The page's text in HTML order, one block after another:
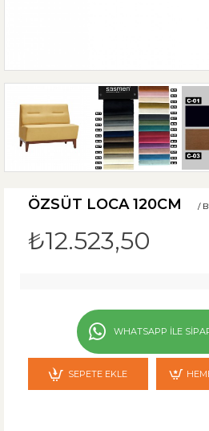
ÖZSÜT LOCA 120CM /
WHATSAPP ILE
₺12.523,50
SEPETE EKLE